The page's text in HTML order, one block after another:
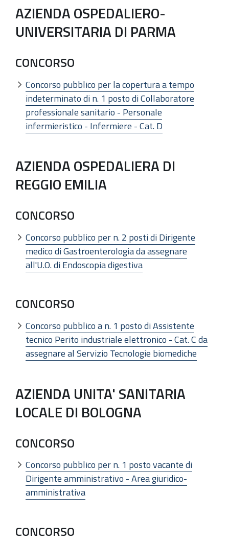
AZIENDA OSPEDALIERO-
UNIVERSITARIA DI PARMA
CONCORSO
Concorso pubblico per la copertura a tempo
indeterminato di n. 1 posto di Collaboratore
professionale sanitario - Personale
infermieristico - Infermiere - Cat. D
AZIENDA OSPEDALIERA DI
REGGIO EMILIA
CONCORSO
Concorso pubblico per n. 2 posti di Dirigente
medico di Gastroenterologia da assegnare
all'U.O. di Endoscopia digestiva
CONCORSO
Concorso pubblico a n. 1 posto di Assistente
tecnico Perito industriale elettronico - Cat. C da
assegnare al Servizio Tecnologie biomediche
AZIENDA UNITA' SANITARIA
LOCALE DI BOLOGNA
CONCORSO
Concorso pubblico per n. 1 posto vacante di
Dirigente amministrativo - Area giuridico-
amministrativa
CONCORSO